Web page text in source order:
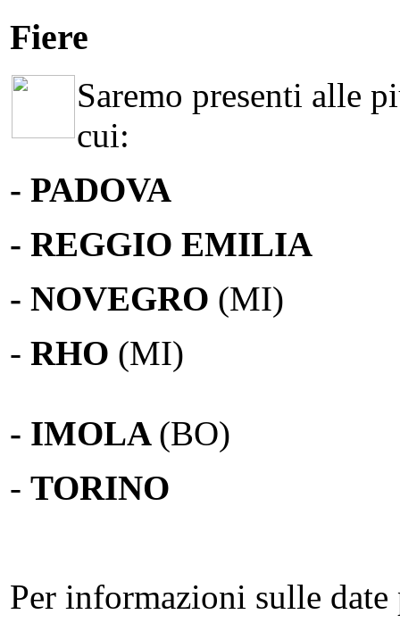
Fiere
Saremo presenti alle
cui:
- PADOVA
- REGGIO EMILIA
- NOVEGRO (MI)
- RHO (MI)
- IMOLA (BO)
- TORINO
Per informazioni sulle